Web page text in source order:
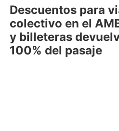
Descuentos para
colectivo en el
y billeteras
100% del pasaje